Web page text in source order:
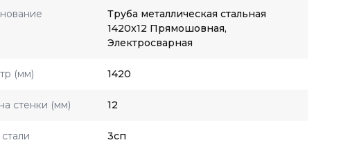
Труба металлическая стальная
1420x12 Прямошовная,
Электросварная
(мм) 1420
стенки (мм) 12
3сп